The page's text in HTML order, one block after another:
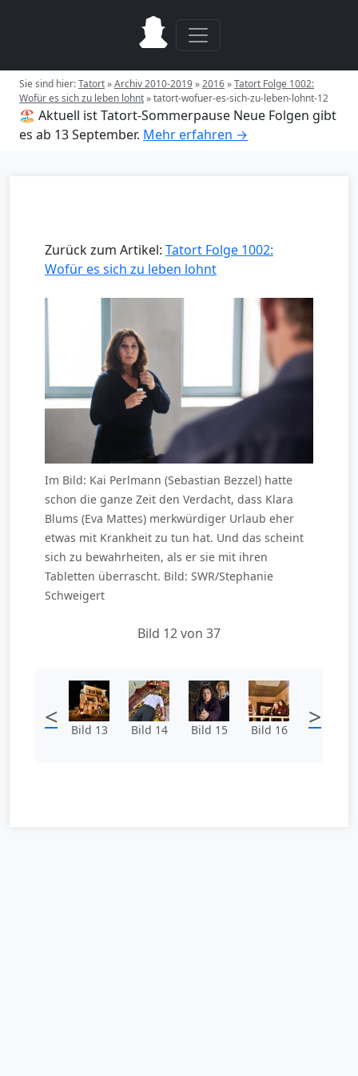
Sie sind hier:Tatort»Archiv 2010-2019»2016»Tatort Folge 1002:
Wofür es sich zu leben lohnt»tatort-wofuer-es-sich-zu-leben-lohnt-12
🏖️ Aktuell ist Tatort-Sommerpause Neue Folgen gibt
es ab 13 September. Mehr erfahren →
Zurück zum Artikel: Tatort Folge 1002:
Wofür es sich zu leben lohnt
Im Bild: Kai Perlmann (Sebastian Bezzel) hatte
schon die ganze Zeit den Verdacht, dass Klara
Blums (Eva Mattes) merkwürdiger Urlaub eher
etwas mit Krankheit zu tun hat. Und das scheint
sich zu bewahrheiten, als er sie mit ihren
Tabletten überrascht. Bild: SWR/Stephanie
Schweigert
Bild 12 von 37
< Bild 13 Bild 14 Bild 15 Bild 16 >